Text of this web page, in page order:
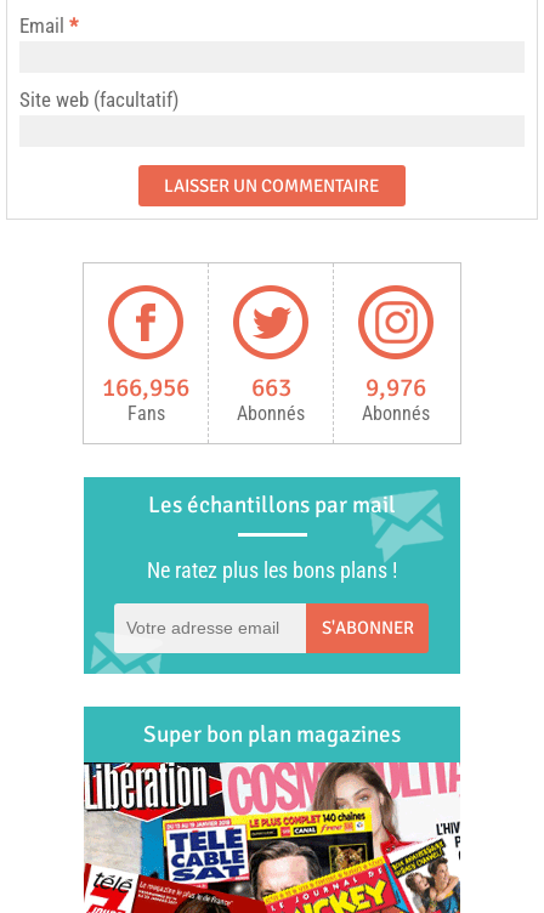
Email *
Site web (facultatif)
166,956
Fans
663
Abonnés
9,976
Abonnés
Les échantillons par mail
Ne ratez plus les bons plans !
S'ABONNER
Super bon plan magazines